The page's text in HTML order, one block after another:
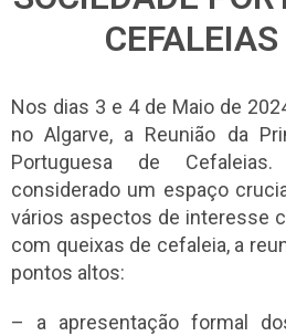
Nos dias 3 e 4 de Maio de
no Algarve, a Reunião da
Portuguesa de
considerado um espaço
vários aspectos de interesse
com queixas de cefaleia, a
pontos altos:
– a apresentação formal